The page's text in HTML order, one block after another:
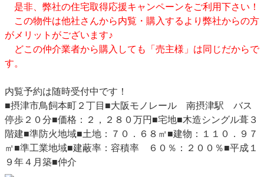
是非、弊社の住宅取得応援キャンペーンをご利用下さい！
この物件は他社さんから内覧・購入するより弊社からの方
がメリットがございます♪
どこの仲介業者から購入しても「売主様」は同じだからで
す。
内覧予約は随時受付中です！
■摂津市鳥飼本町２丁目■大阪モノレール 南摂津駅 バス
停歩２０分■価格：２，２８０万円■宅地■木造シングル葺３
階建■準防火地域■土地：７０．６８㎡■建物：１１０．９７
㎡■準工業地域■建蔽率：容積率 ６０％：２００％■平成１
９年４月築■仲介